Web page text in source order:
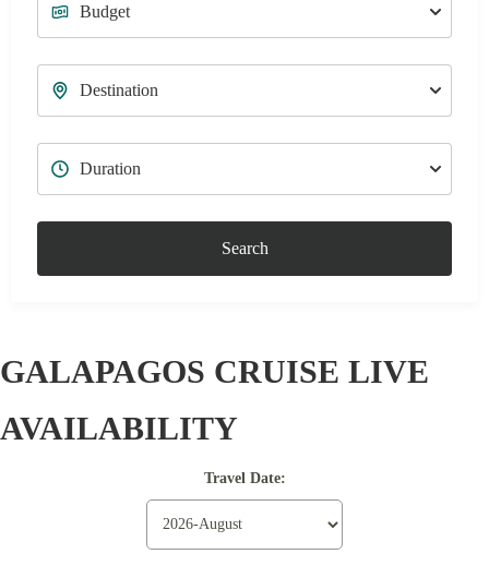
Search
GALAPAGOS CRUISE LIVE
AVAILABILITY
Travel Date: